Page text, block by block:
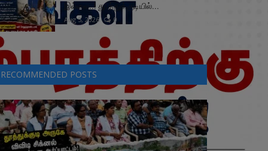
இல்லை..! தூத்துக்குடியில்...
Aug 5, 2026 0
RECOMMENDED POSTS